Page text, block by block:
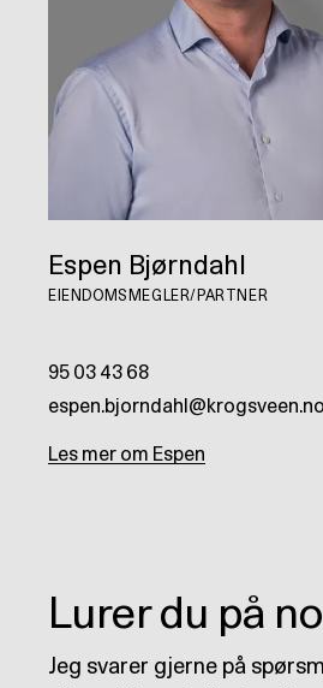
Espen Bjørndahl
EIENDOMSMEGLER/PARTNER
95 03 43 68
espen.bjorndahl@krogsveen.no
Les mer om Espen
Lurer du på
Jeg svarer gjerne på